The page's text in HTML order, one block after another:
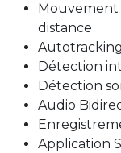
distance
Autotracking
Détection
Détection
Audio
Application